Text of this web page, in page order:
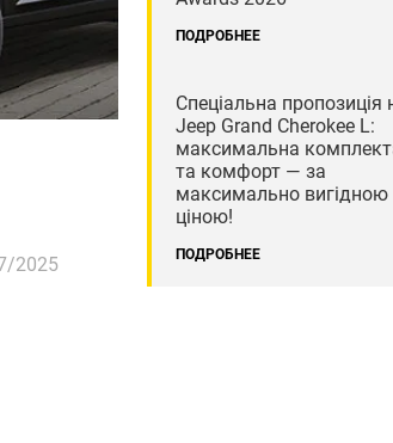
2025
ПОДРОБНЕЕ
Спеціальна пропозиція
Jeep Grand Cherokee L:
максимальна
та комфорт — за
максимально вигідною
ціною!
ПОДРОБНЕЕ